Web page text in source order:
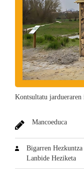
Kontsultatu jardueraren
Mancoeduca
Bigarren
Lanbide Heziketa